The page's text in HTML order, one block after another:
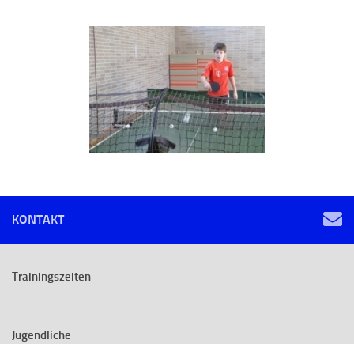
KONTAKT
Trainingszeiten
Jugendliche